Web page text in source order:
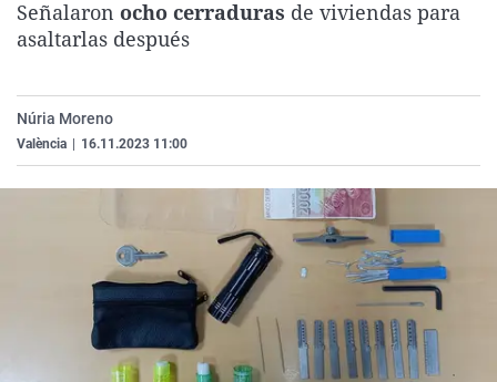
La rosa de los vientos
Como el perro y el
Caso
Equipo de
Extremadura
La Rioja
País Vasco
Virales
Elecciones
Señalaron ocho cerraduras de viviendas para
asaltarlas después
Núria Moreno
València 16.11.2023 11:00